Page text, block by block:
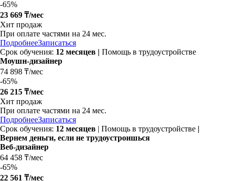
-65%
23 669 ₸/мес
Хит продаж
При оплате частями на 24 мес.
ПодробнееЗаписаться
Срок обучения: 12 месяцев | Помощь в трудоустройстве
Моушн-дизайнер
74 898 ₸/мес
-65%
26 215 ₸/мес
Хит продаж
При оплате частями на 24 мес.
ПодробнееЗаписаться
Срок обучения: 12 месяцев | Помощь в трудоустройстве |
Вернем деньги, если не трудоустроишься
Веб-дизайнер
64 458 ₸/мес
-65%
22 561 ₸/мес